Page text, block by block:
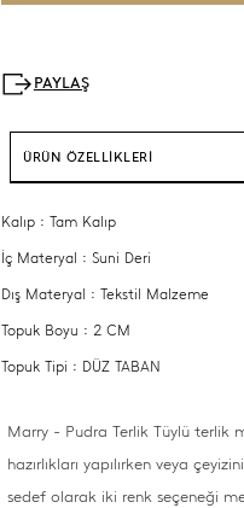
ÜRÜN ÖZELLİKLERİ
Kalıp : Tam Kalıp
İç Materyal : Suni Deri
Dış Materyal : Tekstil Malzeme
Topuk Boyu : 2 CM
Topuk Tipi : DÜZ TABAN
Marry - Pudra Terlik Tüylü terlik
hazırlıkları yapılırken veya
sedef olarak iki renk seçeneği